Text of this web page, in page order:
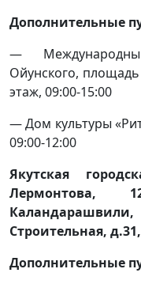
Дополнительные
—
Ойунского,
этаж, 09:00-15:00
— Дом культуры
09:00-12:00
Якутская
Строительная, д.31,
Дополнительные